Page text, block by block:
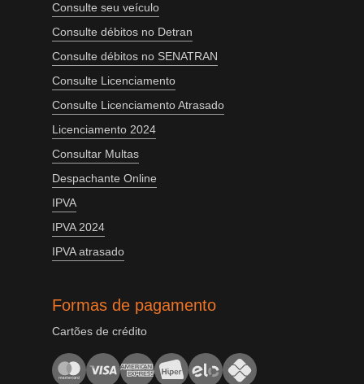
Consulte seu veículo
Consulte débitos no Detran
Consulte débitos no SENATRAN
Consulte Licenciamento
Consulte Licenciamento Atrasado
Licenciamento 2024
Consultar Multas
Despachante Online
IPVA
IPVA 2024
IPVA atrasado
Formas de pagamento
Cartões de crédito